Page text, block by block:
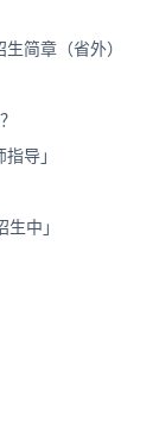
简章（省外）
导」
中」